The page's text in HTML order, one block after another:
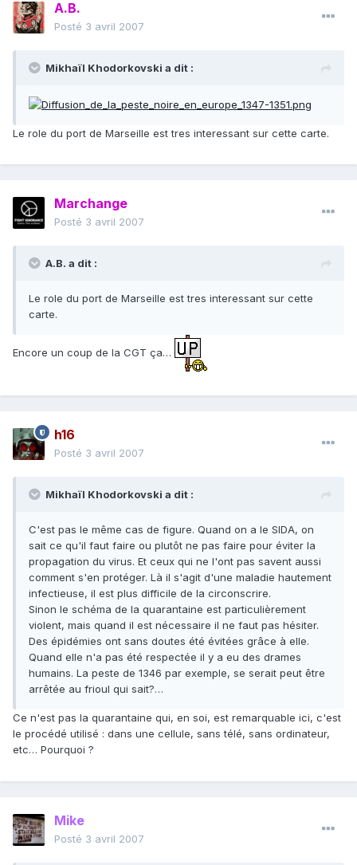
A.B.
Posté 3 avril 2007
Mikhaïl Khodorkovski a dit :
Le role du port de Marseille est tres interessant sur cette carte.
Marchange
Posté 3 avril 2007
A.B. a dit :
Le role du port de Marseille est tres interessant sur cette
carte.
Encore un coup de la CGT ça…
h16
Posté 3 avril 2007
Mikhaïl Khodorkovski a dit :
C'est pas le même cas de figure. Quand on a le SIDA, on
sait ce qu'il faut faire ou plutôt ne pas faire pour éviter la
propagation du virus. Et ceux qui ne l'ont pas savent aussi
comment s'en protéger. Là il s'agit d'une maladie hautement
infectieuse, il est plus difficile de la circonscrire.
Sinon le schéma de la quarantaine est particulièrement
violent, mais quand il est nécessaire il ne faut pas hésiter.
Des épidémies ont sans doutes été évitées grâce à elle.
Quand elle n'a pas été respectée il y a eu des drames
humains. La peste de 1346 par exemple, se serait peut être
arrêtée au frioul qui sait?…
Ce n'est pas la quarantaine qui, en soi, est remarquable ici, c'est
le procédé utilisé : dans une cellule, sans télé, sans ordinateur,
etc… Pourquoi ?
Mike
Posté 3 avril 2007